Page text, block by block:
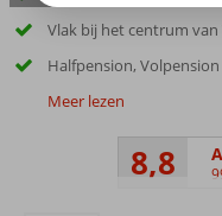
Vlak bij het centrum
Halfpension,
Meer lezen
8,8